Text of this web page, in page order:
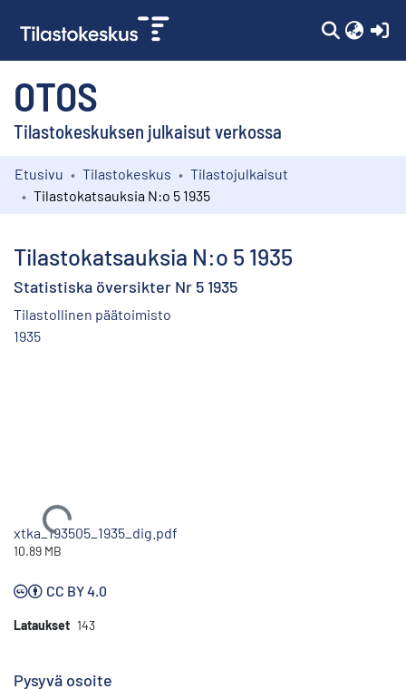
OTOS
Tilastokeskuksen julkaisut verkossa
Kokoelmat
Etusivu Tilastokeskus
Tilastojulkaisut
Tilastokatsauksia N:o 5 1935
Tilastokatsauksia N:o 5 1935
Statistiska översikter Nr 5 1935
Tilastollinen päätoimisto
1935
Ladataan...
xtka_193505_1935_dig.pdf
10.89 MB
CC BY 4.0
Lataukset 143
Pysyvä osoite